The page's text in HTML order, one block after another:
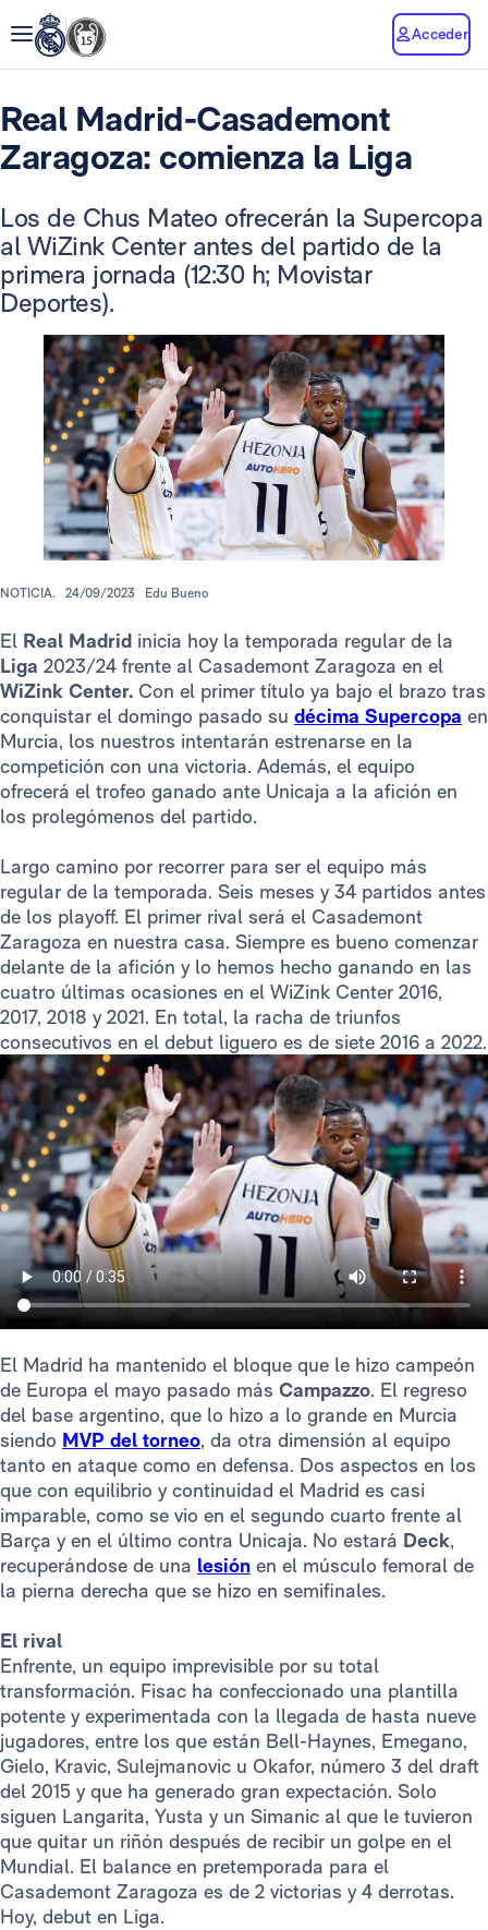
Acceder
Real Madrid-Casademont
Zaragoza: comienza la Liga
Los de Chus Mateo ofrecerán la Supercopa
al WiZink Center antes del partido de la
primera jornada (12:30 h; Movistar
Deportes).
NOTICIA. 24/09/2023 Edu Bueno
El Real Madrid inicia hoy la temporada regular de la
Liga 2023/24 frente al Casademont Zaragoza en el
WiZink Center. Con el primer título ya bajo el brazo tras
conquistar el domingo pasado su décima Supercopa en
Murcia, los nuestros intentarán estrenarse en la
competición con una victoria. Además, el equipo
ofrecerá el trofeo ganado ante Unicaja a la afición en
los prolegómenos del partido.
Largo camino por recorrer para ser el equipo más
regular de la temporada. Seis meses y 34 partidos antes
de los playoff. El primer rival será el Casademont
Zaragoza en nuestra casa. Siempre es bueno comenzar
delante de la afición y lo hemos hecho ganando en las
cuatro últimas ocasiones en el WiZink Center 2016,
2017, 2018 y 2021. En total, la racha de triunfos
consecutivos en el debut liguero es de siete 2016 a 2022.
El Madrid ha mantenido el bloque que le hizo campeón
de Europa el mayo pasado más Campazzo. El regreso
del base argentino, que lo hizo a lo grande en Murcia
siendo MVP del torneo, da otra dimensión al equipo
tanto en ataque como en defensa. Dos aspectos en los
que con equilibrio y continuidad el Madrid es casi
imparable, como se vio en el segundo cuarto frente al
Barça y en el último contra Unicaja. No estará Deck,
recuperándose de una lesión en el músculo femoral de
la pierna derecha que se hizo en semifinales.
El rival
Enfrente, un equipo imprevisible por su total
transformación. Fisac ha confeccionado una plantilla
potente y experimentada con la llegada de hasta nueve
jugadores, entre los que están Bell-Haynes, Emegano,
Gielo, Kravic, Sulejmanovic u Okafor, número 3 del draft
del 2015 y que ha generado gran expectación. Solo
siguen Langarita, Yusta y un Simanic al que le tuvieron
que quitar un riñón después de recibir un golpe en el
Mundial. El balance en pretemporada para el
Casademont Zaragoza es de 2 victorias y 4 derrotas.
Hoy, debut en Liga.